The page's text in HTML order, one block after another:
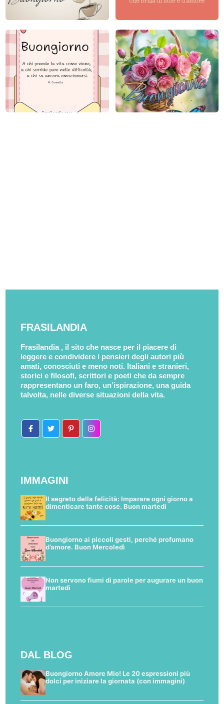
FRASILANDIA
Frasilandia , il sito che nasce per il piacere di
leggere e condividere i pensieri degli autori più
amati, conosciuti e meno noti. Italiani e stranieri,
storici e filosofi, scrittori e poeti che da sempre
rappresentano un faro, un’ispirazione, una guida
talvolta, nelle diverse situazioni della vita.
IMMAGINI
Il segreto della felicità: Imparare ogni giorno a
dimenticare tante cose. Buon martedì
Buongiorno ai piccoli gesti, perché profumano
d’amore. Buon Mercoledì
Non servono fiumi di parole per augurare un buon
martedì
DAL BLOG
Buongiorno Amore Mio! Le 20 espressioni più
dolci per iniziare la giornata (con immagini)